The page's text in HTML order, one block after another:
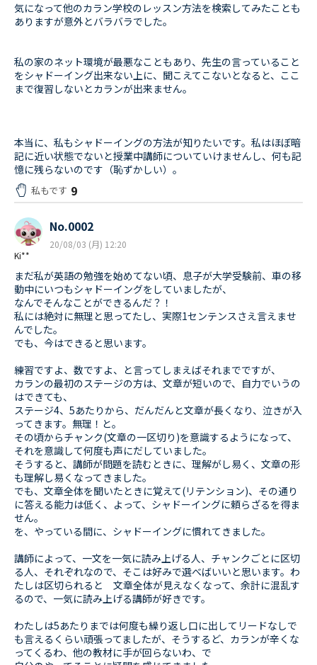
気になって他のカラン学校のレッスン方法を検索してみたことも
ありますが意外とバラバラでした。
私の家のネット環境が最悪なこともあり、先生の言っていること
をシャドーイング出来ない上に、聞こえてこないとなると、ここ
まで復習しないとカランが出来ません。
本当に、私もシャドーイングの方法が知りたいです。私はほぼ暗
記に近い状態でないと授業中講師についていけませんし、何も記
憶に残らないのです（恥ずかしい）。
私もです 9
Ki**
No.0002
20/08/03 (月) 12:20
まだ私が英語の勉強を始めてない頃、息子が大学受験前、車の移
動中にいつもシャドーイングをしていましたが、
なんでそんなことができるんだ？！
私には絶対に無理と思ってたし、実際1センテンスさえ言えませ
んでした。
でも、今はできると思います。
練習ですよ、数ですよ、と言ってしまえばそれまでですが、
カランの最初のステージの方は、文章が短いので、自力でいうの
はできても、
ステージ4、5あたりから、だんだんと文章が長くなり、泣きが入
ってきます。無理！と。
その頃からチャンク(文章の一区切り)を意識するようになって、
それを意識して何度も声にだしていました。
そうすると、講師が問題を読むときに、理解がし易く、文章の形
も理解し易くなってきました。
でも、文章全体を聞いたときに覚えて(リテンション)、その通り
に答える能力は低く、よって、シャドーイングに頼らざるを得ま
せん。
を、やっている間に、シャドーイングに慣れてきました。
講師によって、一文を一気に読み上げる人、チャンクごとに区切
る人、それぞれなので、そこは好みで選べばいいと思います。わ
たしは区切られると 文章全体が見えなくなって、余計に混乱す
るので、一気に読み上げる講師が好きです。
わたしは5あたりまでは何度も繰り返し口に出してリードなしで
も言えるくらい頑張ってましたが、そうするど、カランが辛くな
ってくるわ、他の教材に手が回らないわ、で